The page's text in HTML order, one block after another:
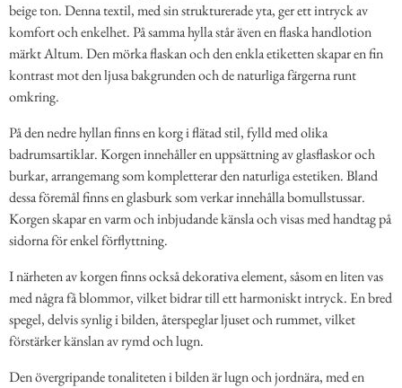
beige ton. Denna textil, med sin strukturerade yta, ger ett intryck av
komfort och enkelhet. På samma hylla står även en flaska handlotion
märkt Altum. Den mörka flaskan och den enkla etiketten skapar en fin
kontrast mot den ljusa bakgrunden och de naturliga färgerna runt
omkring.
På den nedre hyllan finns en korg i flätad stil, fylld med olika
badrumsartiklar. Korgen innehåller en uppsättning av glasflaskor och
burkar, arrangemang som kompletterar den naturliga estetiken. Bland
dessa föremål finns en glasburk som verkar innehålla bomullstussar.
Korgen skapar en varm och inbjudande känsla och visas med handtag på
sidorna för enkel förflyttning.
I närheten av korgen finns också dekorativa element, såsom en liten vas
med några få blommor, vilket bidrar till ett harmoniskt intryck. En bred
spegel, delvis synlig i bilden, återspeglar ljuset och rummet, vilket
förstärker känslan av rymd och lugn.
Den övergripande tonaliteten i bilden är lugn och jordnära, med en